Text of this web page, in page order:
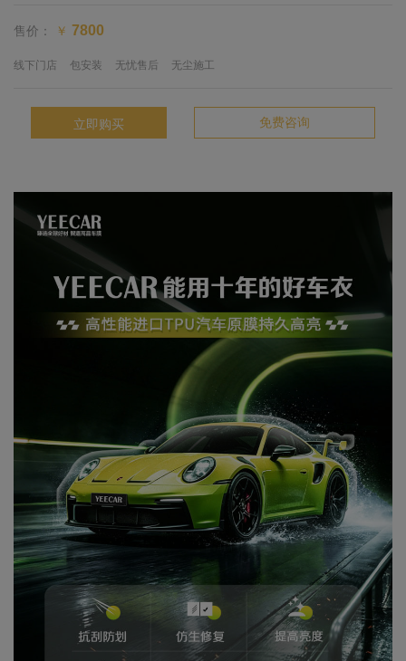
售价： ￥ 7800
线下门店 包安装 无忧售后 无尘施工
立即购买 免费咨询